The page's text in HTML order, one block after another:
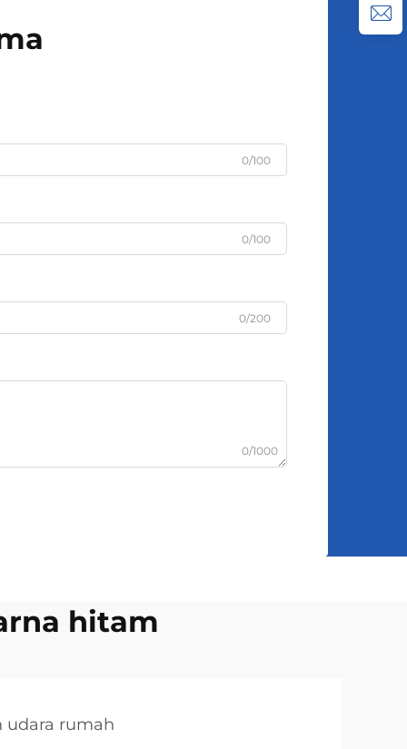
0/100
0/100
0/200
0/1000
hitam
udara rumah